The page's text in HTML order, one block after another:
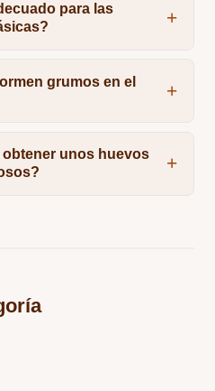
para las
grumos en el
unos huevos